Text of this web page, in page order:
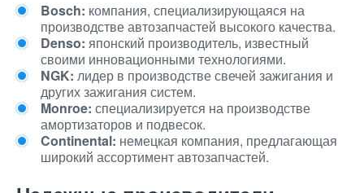
Bosch: компания, специализирующаяся на
производстве автозапчастей высокого качества.
Denso: японский производитель, известный
своими инновационными технологиями.
NGK: лидер в производстве свечей зажигания и
других зажигания систем.
Monroe: специализируется на производстве
амортизаторов и подвесок.
Continental: немецкая компания, предлагающая
широкий ассортимент автозапчастей.